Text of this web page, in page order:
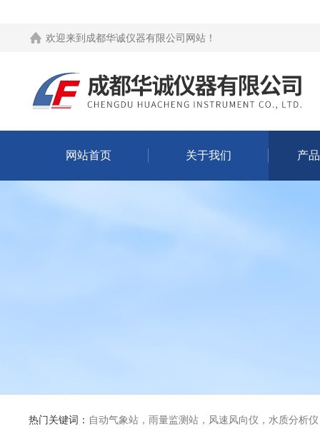
欢迎来到 成都华诚仪器有限公司网站 ！
网站首页 关于我们 产
热门关键词： 自动气象站，雨量监测站，风速风向仪，水质分析